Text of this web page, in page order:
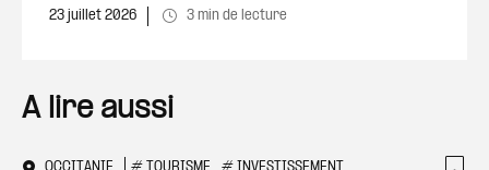
23 juillet 2026 3 min de lecture
A lire aussi